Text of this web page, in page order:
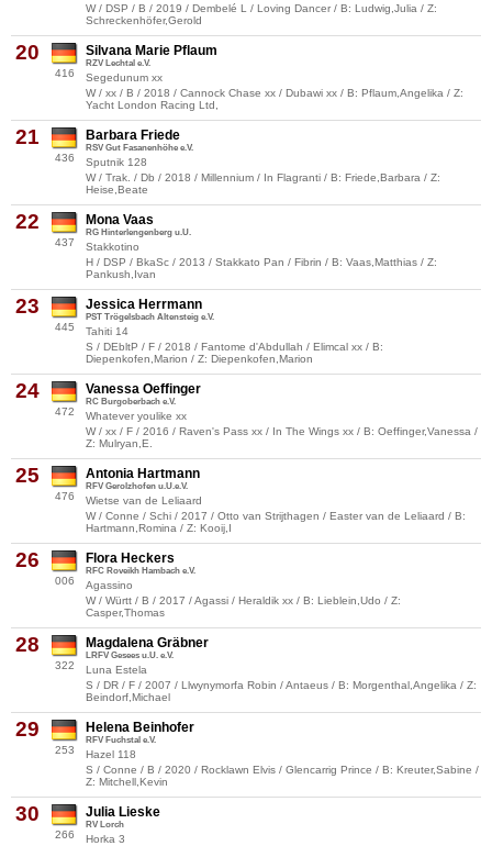
W / DSP / B / 2019 / Dembelé L / Loving Dancer / B: Ludwig,Julia / Z:
Schreckenhöfer,Gerold
20
416
Silvana Marie Pflaum
RZV Lechtal e.V.
Segedunum xx
W / xx / B / 2018 / Cannock Chase xx / Dubawi xx / B: Pflaum,Angelika / Z:
Yacht London Racing Ltd,
21
436
Barbara Friede
RSV Gut Fasanenhöhe e.V.
Sputnik 128
W / Trak. / Db / 2018 / Millennium / In Flagranti / B: Friede,Barbara / Z:
Heise,Beate
22
437
Mona Vaas
RG Hinterlengenberg u.U.
Stakkotino
H / DSP / BkaSc / 2013 / Stakkato Pan / Fibrin / B: Vaas,Matthias / Z:
Pankush,Ivan
23
445
Jessica Herrmann
PST Trögelsbach Altensteig e.V.
Tahiti 14
S / DEbltP / F / 2018 / Fantome d'Abdullah / Elimcal xx / B:
Diepenkofen,Marion / Z: Diepenkofen,Marion
24
472
Vanessa Oeffinger
RC Burgoberbach e.V.
Whatever youlike xx
W / xx / F / 2016 / Raven's Pass xx / In The Wings xx / B: Oeffinger,Vanessa /
Z: Mulryan,E.
25
476
Antonia Hartmann
RFV Gerolzhofen u.U.e.V.
Wietse van de Leliaard
W / Conne / Schi / 2017 / Otto van Strijthagen / Easter van de Leliaard / B:
Hartmann,Romina / Z: Kooij,I
26
006
Flora Heckers
RFC Roveikh Hambach e.V.
Agassino
W / Württ / B / 2017 / Agassi / Heraldik xx / B: Lieblein,Udo / Z:
Casper,Thomas
28
322
Magdalena Gräbner
LRFV Gesees u.U. e.V.
Luna Estela
S / DR / F / 2007 / Llwynymorfa Robin / Antaeus / B: Morgenthal,Angelika / Z:
Beindorf,Michael
29
253
Helena Beinhofer
RFV Fuchstal e.V.
Hazel 118
S / Conne / B / 2020 / Rocklawn Elvis / Glencarrig Prince / B: Kreuter,Sabine /
Z: Mitchell,Kevin
30
266
Julia Lieske
RV Lorch
Horka 3